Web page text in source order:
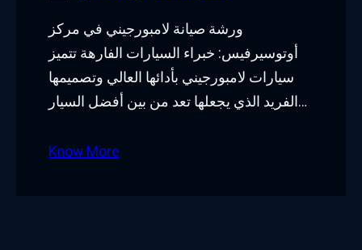
ورشة صيانة لامبورجيني في مركز
أوتوسيرفيس: خبراء السيارات الفارهة تتميز
سيارات لامبورجيني بأدائها العالي وتصميمها
الفريد الذي يجعلها تعد من بين أفضل السيار…
Know More